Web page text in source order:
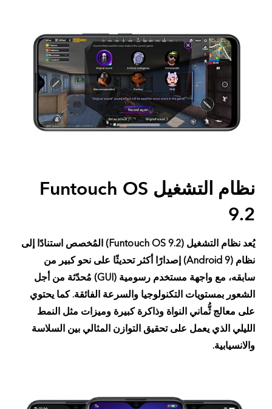
نظام التشغيل Funtouch OS
9.2
يُعد نظام التشغيل (Funtouch OS 9.2) المُخصص استنادًا إلى
نظام (Android 9) إصدارًا أكثر تحديثًا على نحو كبير من
سابقه، مع واجهة مستخدم رسومية (GUI) مُحدّثة من أجل
الشعور بمستويات التكنولوجيا والسرعة الفائقة.كما يحتوي
على معالج ثُّماني النواة وذاكرة كبيرة وميزات مثل النمط
الليلي الذي يعمل على تحقيق التوازن المثالي بين السلاسة
والانسيابية.